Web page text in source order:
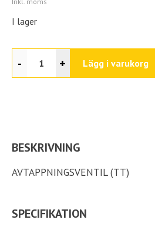
I lager
- + Lägg i varukorg
BESKRIVNING
AVTAPPNINGSVENTIL (TT)
SPECIFIKATION